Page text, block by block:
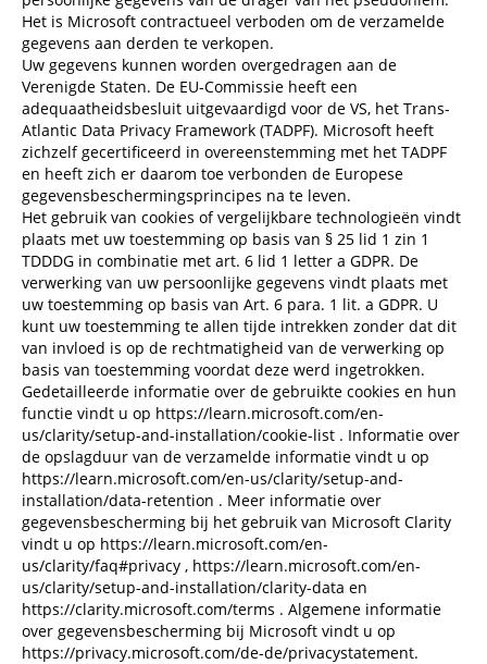
Het is Microsoft contractueel verboden om de verzamelde
gegevens aan derden te verkopen.
Uw gegevens kunnen worden overgedragen aan de
Verenigde Staten. De EU-Commissie heeft een
adequaatheidsbesluit uitgevaardigd voor de VS, het Trans-
Atlantic Data Privacy Framework (TADPF). Microsoft heeft
zichzelf gecertificeerd in overeenstemming met het TADPF
en heeft zich er daarom toe verbonden de Europese
gegevensbeschermingsprincipes na te leven.
Het gebruik van cookies of vergelijkbare technologieën vindt
plaats met uw toestemming op basis van § 25 lid 1 zin 1
TDDDG in combinatie met art. 6 lid 1 letter a GDPR. De
verwerking van uw persoonlijke gegevens vindt plaats met
uw toestemming op basis van Art. 6 para. 1 lit. a GDPR. U
kunt uw toestemming te allen tijde intrekken zonder dat dit
van invloed is op de rechtmatigheid van de verwerking op
basis van toestemming voordat deze werd ingetrokken.
Gedetailleerde informatie over de gebruikte cookies en hun
functie vindt u op https://learn.microsoft.com/en-
us/clarity/setup-and-installation/cookie-list . Informatie over
de opslagduur van de verzamelde informatie vindt u op
https://learn.microsoft.com/en-us/clarity/setup-and-
installation/data-retention . Meer informatie over
gegevensbescherming bij het gebruik van Microsoft Clarity
vindt u op https://learn.microsoft.com/en-
us/clarity/faq#privacy , https://learn.microsoft.com/en-
us/clarity/setup-and-installation/clarity-data en
https://clarity.microsoft.com/terms . Algemene informatie
over gegevensbescherming bij Microsoft vindt u op
https://privacy.microsoft.com/de-de/privacystatement.